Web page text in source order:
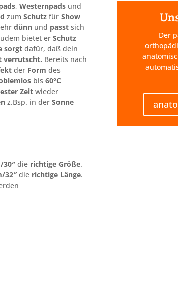
,Westernpads und
zumSchutz fürShow
dünn und passt sich
bietet erSchutz
sorgt dafür, daß dein
verrutscht. Bereits nach
der Form des
bis60°C
Zeit wieder
z.Bsp. in derSonne
30″die richtige Größe.
32″die richtige Länge.
Der